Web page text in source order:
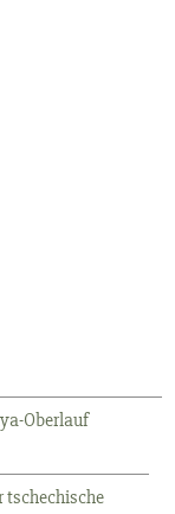
Oberlauf
tschechische